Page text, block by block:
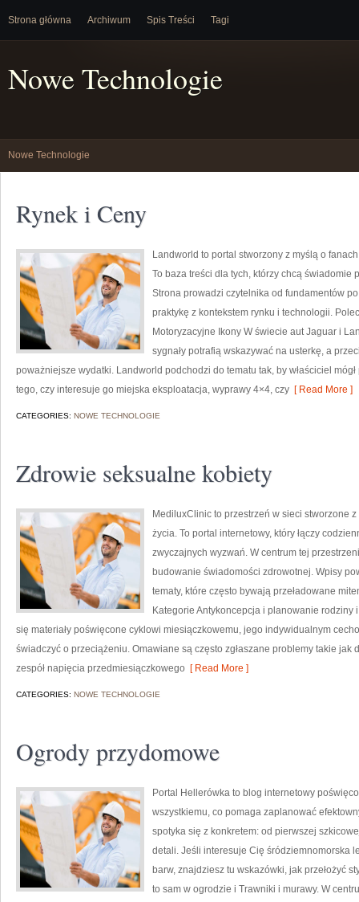
Strona główna Archiwum Spis Treści Tagi
Nowe Technologie
Nowe Technologie
Rynek i Ceny
Landworld to portal stworzony z myślą o
To baza treści dla tych, którzy chcą świadomie
Strona prowadzi czytelnika od fundamentów
praktykę z kontekstem rynku i technologii.
Motoryzacyjne Ikony W świecie aut Jaguar i
sygnały potrafią wskazywać na usterkę, a
poważniejsze wydatki. Landworld podchodzi do tematu tak, by właściciel
tego, czy interesuje go miejska eksploatacja, wyprawy 4×4, czy [ Read More ]
CATEGORIES: NOWE TECHNOLOGIE
Zdrowie seksualne kobiety
MediluxClinic to przestrzeń w sieci stworzone
życia. To portal internetowy, który łączy
zwyczajnych wyzwań. W centrum tej
budowanie świadomości zdrowotnej. Wpisy
tematy, które często bywają przeładowane
Kategorie Antykoncepcja i planowanie
się materiały poświęcone cyklowi miesiączkowemu, jego indywidualnym
świadczyć o przeciążeniu. Omawiane są często zgłaszane problemy takie jak
zespół napięcia przedmiesiączkowego [ Read More ]
CATEGORIES: NOWE TECHNOLOGIE
Ogrody przydomowe
Portal Hellerówka to blog internetowy
wszystkiemu, co pomaga zaplanować
spotyka się z konkretem: od pierwszej
detali. Jeśli interesuje Cię śródziemnomorska
barw, znajdziesz tu wskazówki, jak przełożyć
to sam w ogrodzie i Trawniki i murawy. W